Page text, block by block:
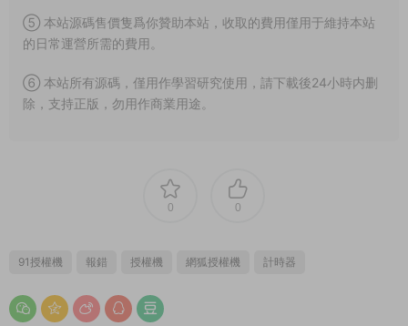
⑤ 本站源碼售價隻爲你贊助本站，收取的費用僅用于維持本站
的日常運營所需的費用。
⑥ 本站所有源碼，僅用作學習研究使用，請下載後24小時内删
除，支持正版，勿用作商業用途。
0 0
91授權機 報錯 授權機 網狐授權機 計時器